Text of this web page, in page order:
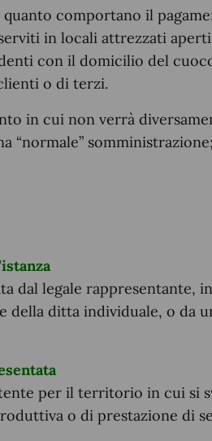
quanto comportano il
in locali attrezzati
con il domicilio del
o di terzi.
in cui non verrà
“normale”
dal legale rappresentante,
della ditta individuale, o da
per il territorio in cui si
o di prestazione di